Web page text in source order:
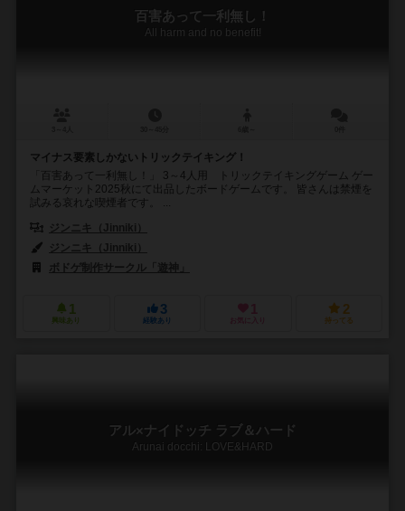
百害あって一利無し！
All harm and no benefit!
マイナス要素しかないトリックテイキング！
「百害あって一利無し！」 3～4人用 トリックテイキングゲーム ゲー
ムマーケット2025秋にて出品したボードゲームです。 皆さんは禁煙を
試みる哀れな喫煙者です。 ...
ジンニキ（Jinniki）
ジンニキ（Jinniki）
ボドゲ制作サークル「遊神」
1
興味あり
3
経験あり
1
お気に入り
2
持ってる
アル×ナイドッチ ラブ＆ハード
Arunai docchi: LOVE&HARD